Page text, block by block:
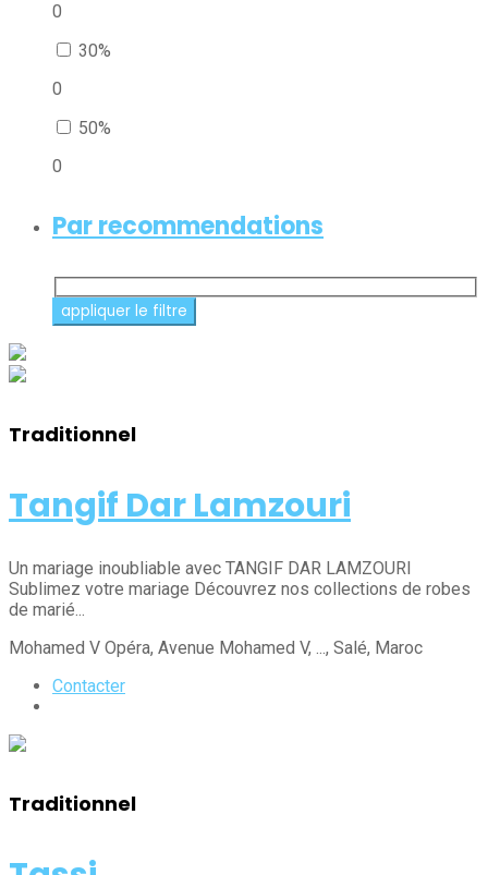
0
30%
0
50%
0
Par recommendations
Traditionnel
Tangif Dar Lamzouri
Un mariage inoubliable avec TANGIF DAR LAMZOURI
Sublimez votre mariage Découvrez nos collections de robes
de marié...
Mohamed V Opéra, Avenue Mohamed V, ..., Salé, Maroc
Contacter
Traditionnel